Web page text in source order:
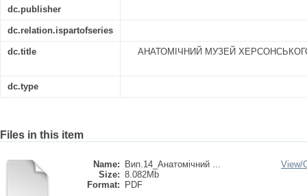
dc.publisher
dc.relation.ispartofseries
dc.title АНАТОМІЧНИЙ МУЗЕЙ
dc.type
Files in this item
Name:
Вип.14_Анатомічний ...
Size: 8.082Mb
Format:
PDF
View/